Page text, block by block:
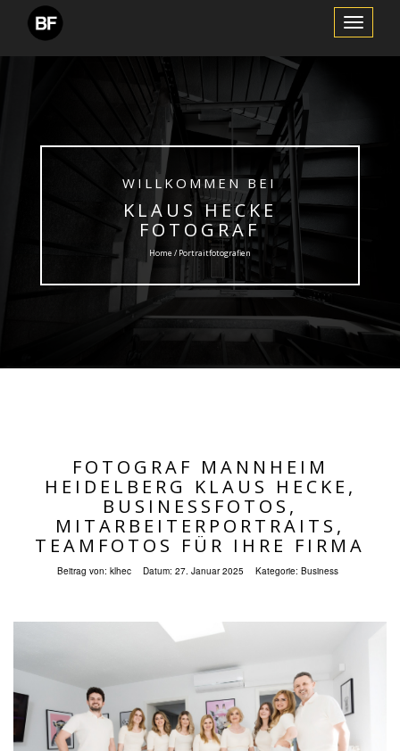
Schalte
Navigation
WILLKOMMEN BEI
KLAUS HECKE
FOTOGRAF
Home / Portraitfotografien
FOTOGRAF MANNHEIM
HEIDELBERG KLAUS HECKE,
BUSINESSFOTOS,
MITARBEITERPORTRAITS,
TEAMFOTOS FÜR IHRE FIRMA
Beitrag von: klhec Datum: 27. Januar 2025 Kategorie: Business